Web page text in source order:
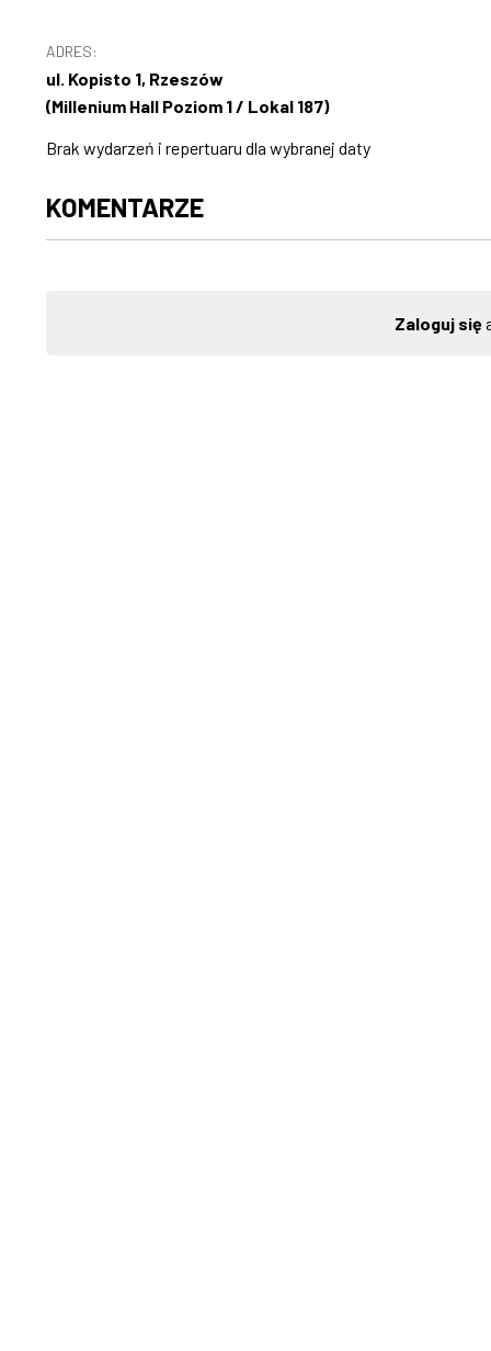
ADRES:
ul. Kopisto 1, Rzeszów
(Millenium Hall Poziom 1 / Lokal 187)
Brak wydarzeń i repertuaru dla wybranej daty
KOMENTARZE
Zaloguj się